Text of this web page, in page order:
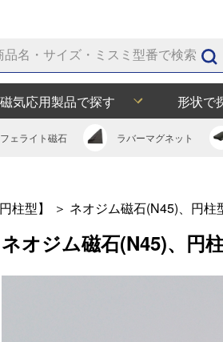
磁気応用製品で探す 形状で
フェライト磁石 ラバーマグネット
柱型】 ＞ ネオジム磁石(N45)、円
ネオジム磁石(N45)、円